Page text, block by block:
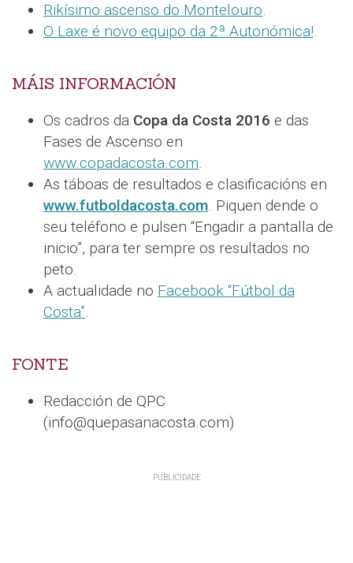
Rikísimo ascenso do Montelouro.
O Laxe é novo equipo da 2ª Autonómica!.
MÁIS INFORMACIÓN
Os cadros da Copa da Costa 2016 e das
Fases de Ascenso en
www.copadacosta.com.
As táboas de resultados e clasificacións en
www.futboldacosta.com. Piquen dende o
seu teléfono e pulsen “Engadir a pantalla de
inicio”, para ter sempre os resultados no
peto.
A actualidade no Facebook “Fútbol da
Costa”.
FONTE
Redacción de QPC
(info@quepasanacosta.com)